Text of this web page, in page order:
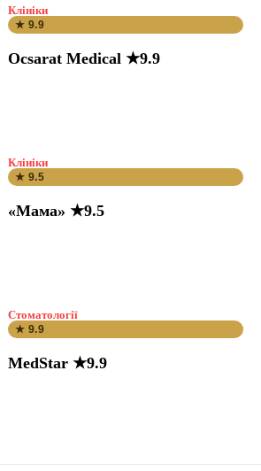
Клініки
★ 9.9
Ocsarat Medical ★9.9
Клініки
★ 9.5
«Мама» ★9.5
Стоматології
★ 9.9
MedStar ★9.9